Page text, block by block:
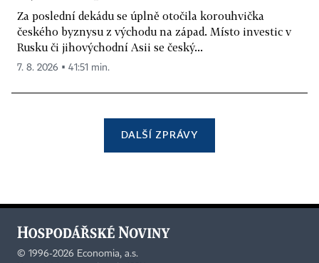
Za poslední dekádu se úplně otočila korouhvička
českého byznysu z východu na západ. Místo investic v
Rusku či jihovýchodní Asii se český...
7. 8. 2026 ▪ 41:51 min.
DALŠÍ ZPRÁVY
© 1996-2026 Economia, a.s.